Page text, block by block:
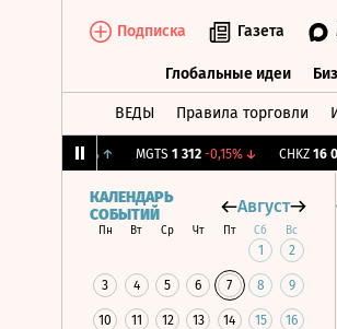
Подписка Газета
Глобальные идеи
ВЕДЫ Правила торговли
↑ MGTS 1 312 -0,15%↓ CHKZ 16
КАЛЕНДАРЬ
СОБЫТИЙ
Август
Пн Вт Ср Чт Пт Сб Вс
1 2
3 4 5 6 7 8 9
10 11 12 13 14 15 16